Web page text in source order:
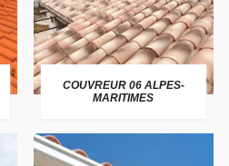
COUVREUR 06 ALPES-
MARITIMES